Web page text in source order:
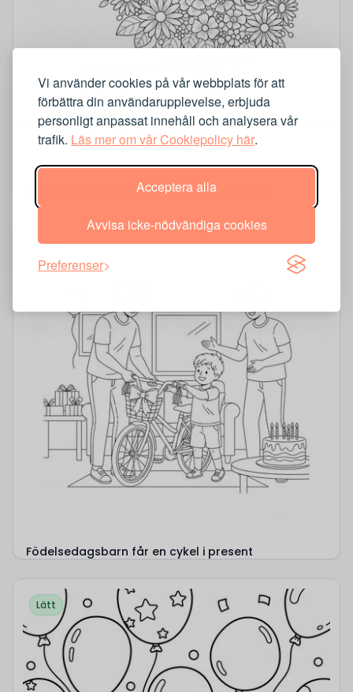
Vi använder cookies på vår webbplats för att
förbättra din användarupplevelse, erbjuda
personligt anpassat innehåll och analysera vår
trafik. Läs mer om vår Cookiepolicy här.
Acceptera alla
Avvisa icke-nödvändiga cookies
Preferenser
Födelsedagskort ligger bredvid en bukett
Medel
Födelsedagsbarn får en cykel i present
Lätt